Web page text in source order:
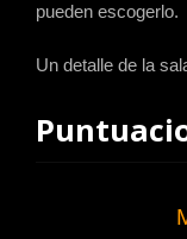
pueden escogerlo.
Un detalle de la